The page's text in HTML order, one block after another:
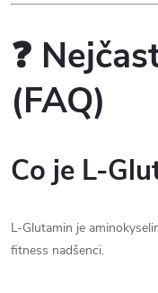
❓
(FAQ)
Co je L-
L-Glutamin je
fitness nadšenci.